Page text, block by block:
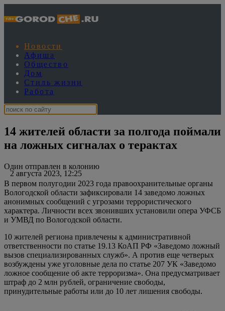
Новости
Афиша
Общество
Дом
Стиль жизни
Работа
14 жителей области за полгода поймали
на ложных сигналах о терактах
2 августа 2023, 12:25
Один отправлен в колонию
В первом полугодии 2023 года правоохранительные органы
Вологодской области зафиксировали 14 заведомо ложных
анонимных сообщений с угрозами террористического
характера. Личности всех звонивших установили опера УФСБ
и УМВД по Вологодской области.
10 жителей региона привлечены к административной
ответственности по статье 19.13 КоАП РФ «Заведомо ложный
вызов специализированных служб». А против еще четверых
возбуждены уже уголовные дела по статье 207 УК «Заведомо
ложное сообщение об акте терроризма». Она предусматривает
штраф до 2 млн рублей, ограничение свободы,
принудительные работы или до 10 лет лишения свободы.